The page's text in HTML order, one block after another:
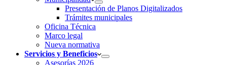
Presentación de Planos Digitalizados
Trámites municipales
Oficina Técnica
Marco legal
Nueva normativa
Servicios y Beneficios
Asesorías 2026